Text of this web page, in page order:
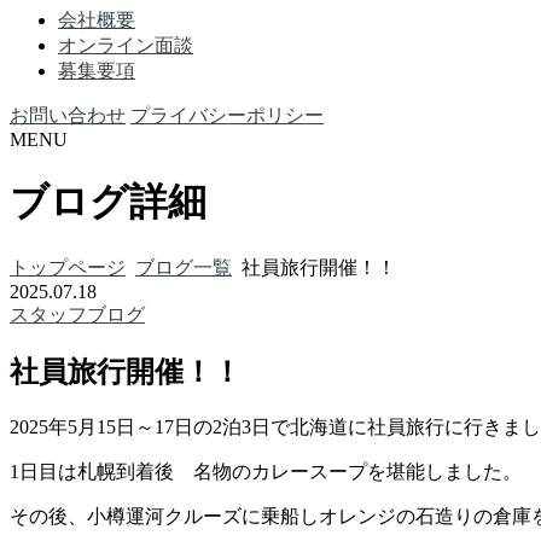
会社概要
オンライン面談
募集要項
お問い合わせ プライバシーポリシー
MENU
ブログ詳細
トップページ ブログ一覧 社員旅行開催！！
2025.07.18
スタッフブログ
社員旅行開催！！
2025年5月15日～17日の2泊3日で北海道に社員旅行に行きまし
1日目は札幌到着後 名物のカレースープを堪能しました。
その後、小樽運河クルーズに乗船しオレンジの石造りの倉庫